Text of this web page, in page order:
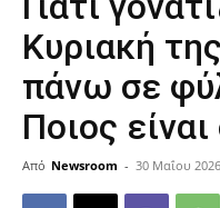
Κυριακή
πάνω σε
Ποιος
Από Newsroom - 30 Μαΐου 2026